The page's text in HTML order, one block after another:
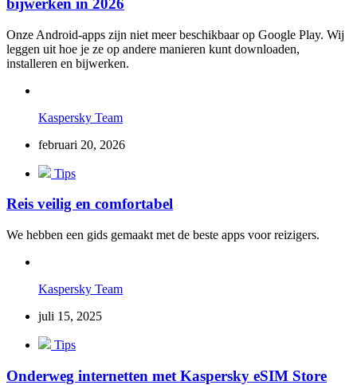
bijwerken in 2026
Onze Android-apps zijn niet meer beschikbaar op Google Play. Wij
leggen uit hoe je ze op andere manieren kunt downloaden,
installeren en bijwerken.
Kaspersky Team
februari 20, 2026
Tips
Reis veilig en comfortabel
We hebben een gids gemaakt met de beste apps voor reizigers.
Kaspersky Team
juli 15, 2025
Tips
Onderweg internetten met Kaspersky eSIM Store